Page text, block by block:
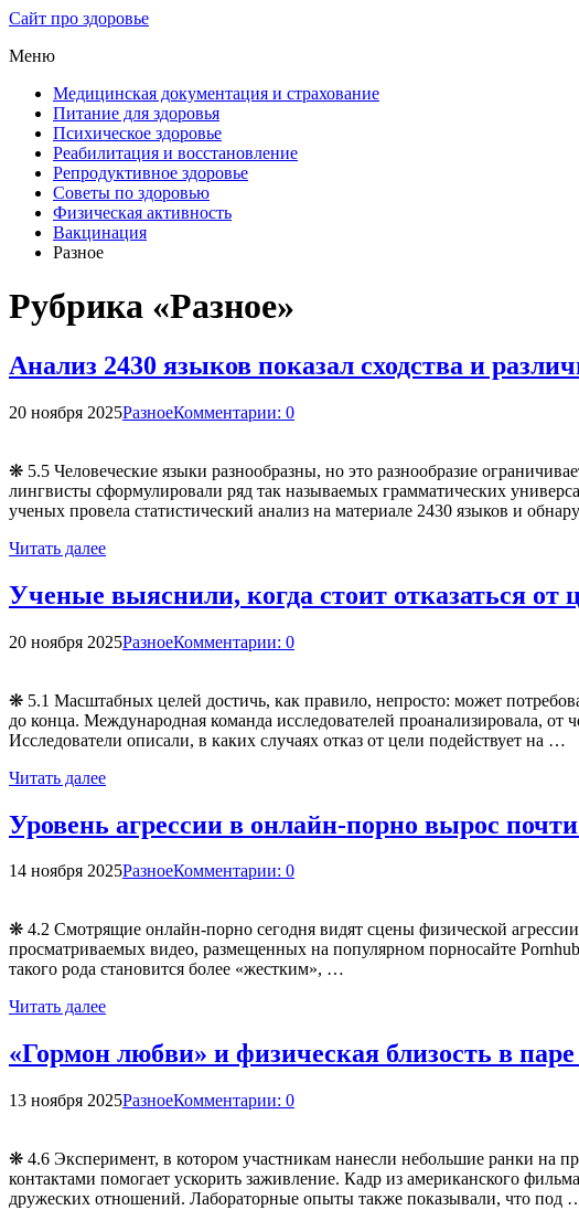
Сайт про здоровье
Меню
Медицинская документация и страхование
Питание для здоровья
Психическое здоровье
Реабилитация и восстановление
Репродуктивное здоровье
Советы по здоровью
Физическая активность
Вакцинация
Разное
Рубрика «Разное»
Анализ 2430 языков показал сходства и
20 ноября 2025РазноеКомментарии: 0
❋ 5.5 Человеческие языки разнообразны, но это разнообразие
лингвисты сформулировали ряд так называемых грамматических
ученых провела статистический анализ на материале 2430 языков и
Читать далее
Ученые выяснили, когда стоит отказаться от
20 ноября 2025РазноеКомментарии: 0
❋ 5.1 Масштабных целей достичь, как правило, непросто: может
до конца. Международная команда исследователей проанализировала, от
Исследователи описали, в каких случаях отказ от цели подействует на …
Читать далее
Уровень агрессии в онлайн-порно вырос почти
14 ноября 2025РазноеКомментарии: 0
❋ 4.2 Смотрящие онлайн-порно сегодня видят сцены физической
просматриваемых видео, размещенных на популярном порносайте
такого рода становится более «жестким», …
Читать далее
«Гормон любви» и физическая близость в
13 ноября 2025РазноеКомментарии: 0
❋ 4.6 Эксперимент, в котором участникам нанесли небольшие ранки на
контактами помогает ускорить заживление. Кадр из американского
дружеских отношений. Лабораторные опыты также показывали, что под